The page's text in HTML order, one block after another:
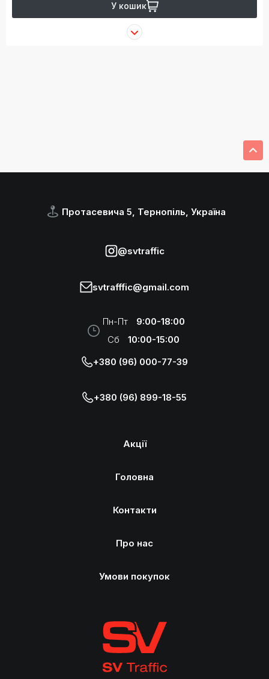
У кошик
Акції
Головна
Контакти
Про нас
Умови покупок
Протасевича 5, Тернопіль, Україна
@svtraffic
svtrafffic@gmail.com
Пн-Пт
9:00-18:00
Сб
10:00-15:00
+380 (96) 000-77-39
+380 (96) 899-18-55